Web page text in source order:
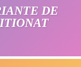
DE